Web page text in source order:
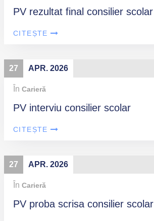
PV rezultat final consilier scolar
CITEȘTE
27 APR. 2026
În Carieră
PV interviu consilier scolar
CITEȘTE
27 APR. 2026
În Carieră
PV proba scrisa consilier scolar